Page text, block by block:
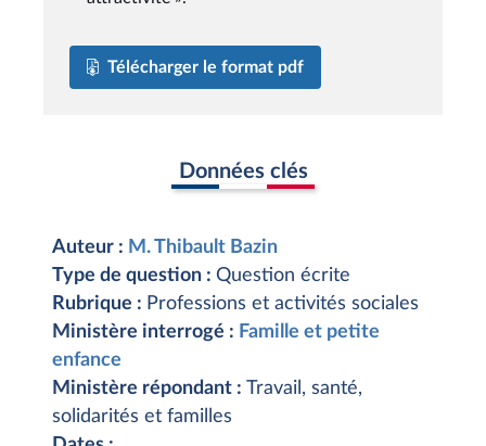
Télécharger le format pdf
Données clés
Auteur : M. Thibault Bazin
Type de question : Question écrite
Rubrique : Professions et activités sociales
Ministère interrogé : Famille et petite
enfance
Ministère répondant : Travail, santé,
solidarités et familles